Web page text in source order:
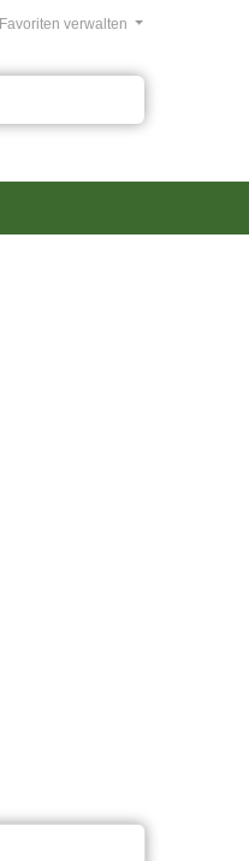
Favoriten verwalten